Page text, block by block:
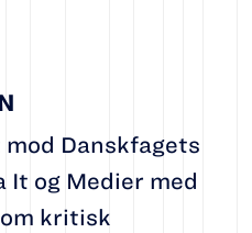
Danskfagets
og Medier med
kritisk